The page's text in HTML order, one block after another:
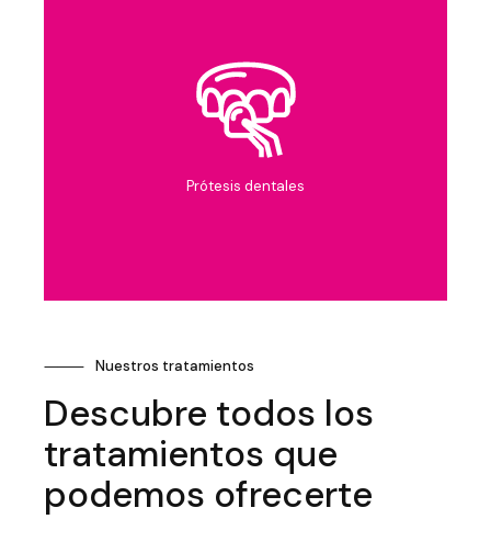
Prótesis dentales
⸻ Nuestros tratamientos
Descubre todos los
tratamientos que
podemos ofrecerte